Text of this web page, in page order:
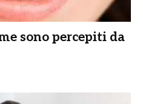
sono percepiti da